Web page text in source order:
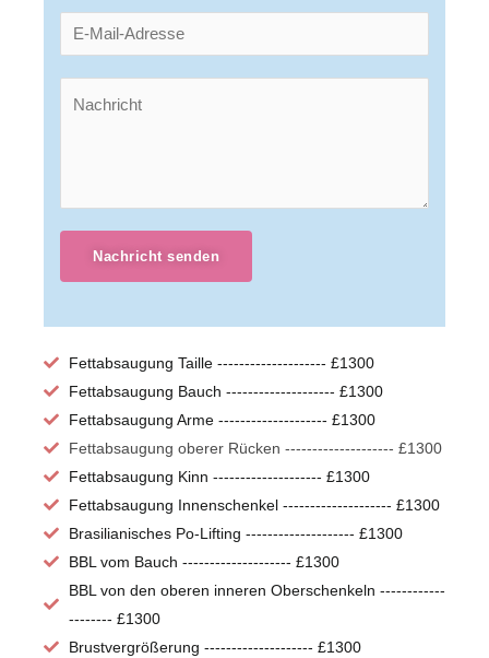
Nachricht senden
Fettabsaugung Taille -------------------- £1300
Fettabsaugung Bauch -------------------- £1300
Fettabsaugung Arme -------------------- £1300
Fettabsaugung oberer Rücken -------------------- £1300
Fettabsaugung Kinn -------------------- £1300
Fettabsaugung Innenschenkel -------------------- £1300
Brasilianisches Po-Lifting -------------------- £1300
BBL vom Bauch -------------------- £1300
BBL von den oberen inneren Oberschenkeln ------------
-------- £1300
Brustvergrößerung -------------------- £1300